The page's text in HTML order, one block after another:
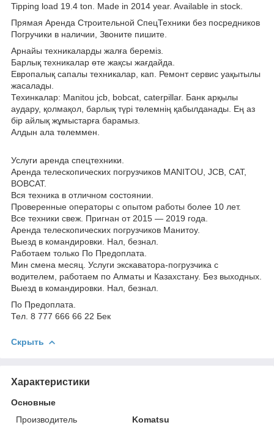
Tipping load 19.4 ton. Made in 2014 year. Available in stock.
Прямая Аренда Строительной СпецТехники без посредников
Погручики в наличии, Звоните пишите.
Арнайы техникаларды жалға береміз.
Барлық техникалар өте жақсы жағдайда.
Европалық сапалы техникалар, кап. Ремонт сервис уақытылы
жасалады.
Техинкалар: Manitou jcb, bobcat, caterpillar. Банк арқылы
аудару, қолмақол, барлық түрі төлемнің қабылданады. Ең аз
бір айлық жұмыстарға барамыз.
Алдын ала төлеммен.
Услуги аренда спецтехники.
Аренда телескопических погрузчиков MANITOU, JCB, CAT,
BOBCAT.
Вся техника в отличном состоянии.
Проверенные операторы с опытом работы более 10 лет.
Все техники свеж. Пригнан от 2015 — 2019 года.
Аренда телескопических погрузчиков Манитоу.
Выезд в командировки. Нал, безнал.
Работаем только По Предоплата.
Мин смена месяц. Услуги экскаватора-погрузчика с
водителем, работаем по Алматы и Казахстану. Без выходных.
Выезд в командировки. Нал, безнал.
По Предоплата.
Тел. 8 777 666 66 22 Бек
Скрыть
Характеристики
Основные
Производитель
Komatsu